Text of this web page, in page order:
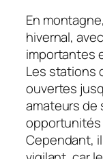
En
hivernal,
importantes
Les stations
ouvertes
amateurs de
opportunités
Cependant,